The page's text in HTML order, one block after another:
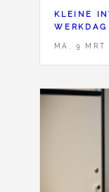
KLEINE
MA, 9 MRT